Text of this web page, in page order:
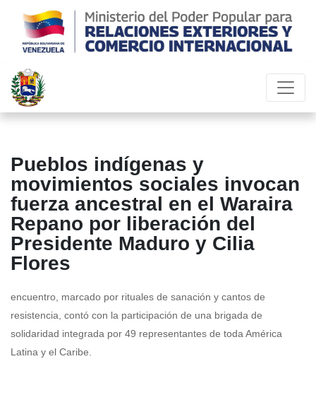
Pueblos indígenas y
movimientos sociales invocan
fuerza ancestral en el Waraira
Repano por liberación del
Presidente Maduro y Cilia
Flores
encuentro, marcado por rituales de sanación y cantos de
resistencia, contó con la participación de una brigada de
solidaridad integrada por 49 representantes de toda América
Latina y el Caribe.